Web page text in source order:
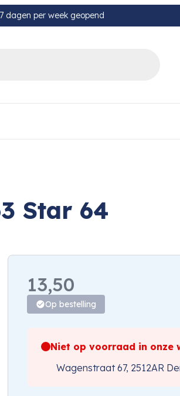
7 dagen per week geopend
Star 64
13,50
Op bestelling
Niet op voorraad in onze
Wagenstraat 67, 2512AR